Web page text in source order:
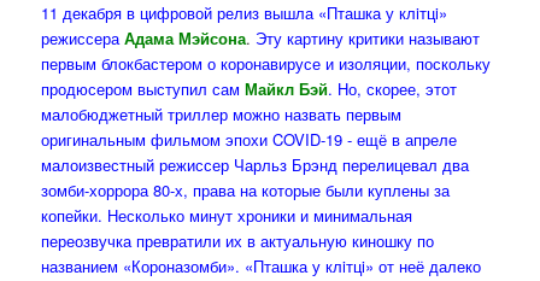
11 декабря в цифровой релиз вышла «Пташка у клiтцi»
режиссера Адама Мэйсона. Эту картину критики называют
первым блокбастером о коронавирусе и изоляции, поскольку
продюсером выступил самМайкл Бэй. Но, скорее, этот
малобюджетный триллер можно назвать первым
оригинальным фильмом эпохи COVID-19 - ещё в апреле
малоизвестный режиссер Чарльз Брэнд перелицевал два
зомби-хоррора 80-х, права на которые были куплены за
копейки. Несколько минут хроники и минимальная
переозвучка превратили их в актуальную киношку по
названием «Короназомби». «Пташка у клiтцi» от неё далеко